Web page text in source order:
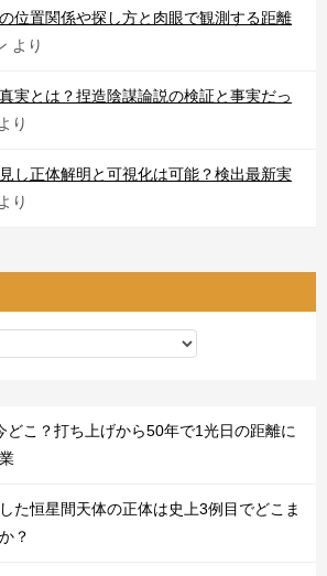
位置関係や探し方と肉眼で観測する距離
より
実とは？捏造陰謀論説の検証と事実だっ
より
し正体解明と可視化は可能？検出最新実
より
どこ？打ち上げから50年で1光日の距離に
た恒星間天体の正体は史上3例目でどこま
？